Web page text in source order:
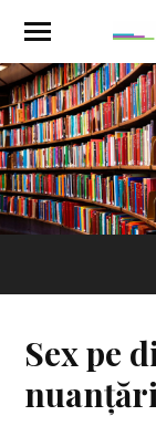
Sex pe
nuanțări